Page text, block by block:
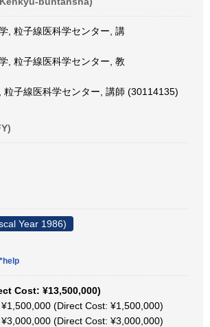
, 粒子線医科学センター, 講
, 粒子線医科学センター, 教
粒子線医科学センター, 講師 (30114135)
Year 1986)
*help
Cost: ¥13,500,000)
(Direct Cost: ¥1,500,000)
(Direct Cost: ¥3,000,000)